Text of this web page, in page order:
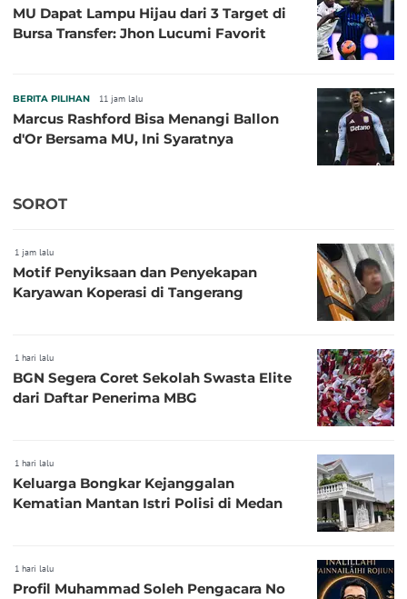
MU Dapat Lampu Hijau dari 3 Target di
Bursa Transfer: Jhon Lucumi Favorit
BERITA PILIHAN 11 jam lalu
Marcus Rashford Bisa Menangi Ballon
d'Or Bersama MU, Ini Syaratnya
SOROT
1 jam lalu
Motif Penyiksaan dan Penyekapan
Karyawan Koperasi di Tangerang
1 hari lalu
BGN Segera Coret Sekolah Swasta Elite
dari Daftar Penerima MBG
1 hari lalu
Keluarga Bongkar Kejanggalan
Kematian Mantan Istri Polisi di Medan
1 hari lalu
Profil Muhammad Soleh Pengacara No